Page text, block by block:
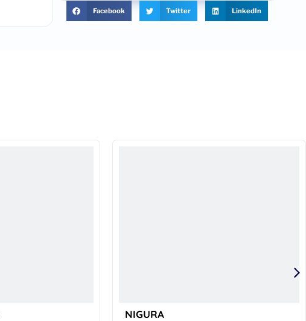
Facebook Twitter LinkedIn
NIGURA